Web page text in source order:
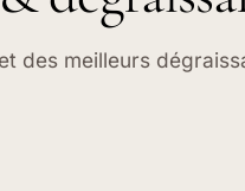
des meilleurs